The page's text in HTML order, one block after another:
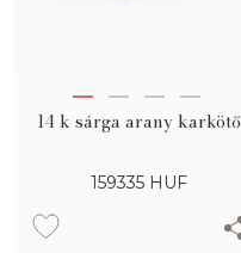
14 k sárga arany karkötő
159335 HUF